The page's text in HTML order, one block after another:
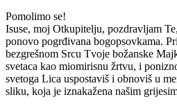
Pomolimo se!
Isuse, moj Otkupitelju, pozdravljam
ponovo pogrđivana bogopsovkama.
bezgrešnom Srcu Tvoje božanske
svetaca kao miomirisnu žrtvu, i
svetoga Lica uspostaviš i obnoviš u
sliku, koja je iznakažena našim